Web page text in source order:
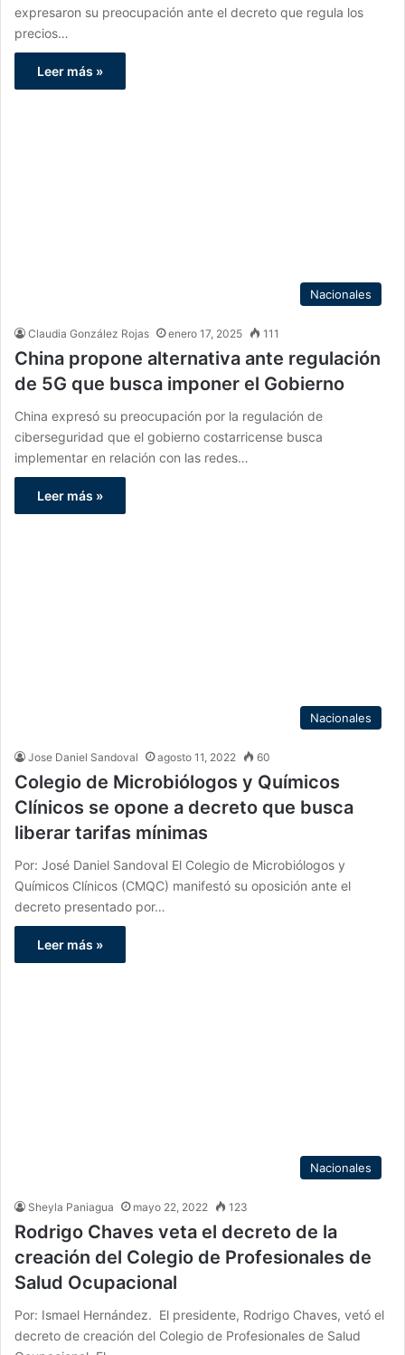
expresaron su preocupación ante el decreto que regula los
precios…
Leer más »
Nacionales
Claudia González Rojas enero 17, 2025 111
China propone alternativa ante regulación
de 5G que busca imponer el Gobierno
China expresó su preocupación por la regulación de
ciberseguridad que el gobierno costarricense busca
implementar en relación con las redes…
Leer más »
Nacionales
Jose Daniel Sandoval agosto 11, 2022 60
Colegio de Microbiólogos y Químicos
Clínicos se opone a decreto que busca
liberar tarifas mínimas
Por: José Daniel Sandoval El Colegio de Microbiólogos y
Químicos Clínicos (CMQC) manifestó su oposición ante el
decreto presentado por…
Leer más »
Nacionales
Sheyla Paniagua mayo 22, 2022 123
Rodrigo Chaves veta el decreto de la
creación del Colegio de Profesionales de
Salud Ocupacional
Por: Ismael Hernández. El presidente, Rodrigo Chaves, vetó el
decreto de creación del Colegio de Profesionales de Salud